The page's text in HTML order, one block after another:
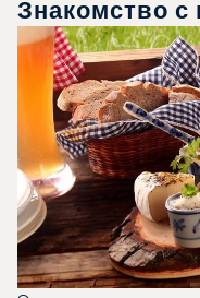
Знакомство с